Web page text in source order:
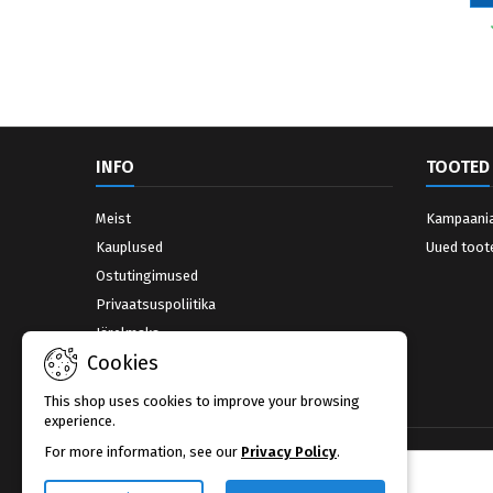
INFO
Meist
Kauplused
Ostutingimused
Privaatsuspoliitika
Järelmaks
Võta ühendust
TOOTED
Uued
Cookies
This shop uses cookies to improve your browsing
experience.
For more information, see our Privacy Policy.